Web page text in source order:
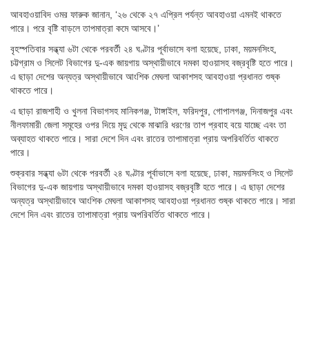
আবহাওয়াবিদ ওমর ফারুক জানান, ‘২৬ থেকে ২৭ এপ্রিল পর্যন্ত আবহাওয়া এমনই থাকতে
পারে। পরে বৃষ্টি বাড়লে তাপমাত্রা কমে আসবে।’
বৃহস্পতিবার সন্ধ্যা ৬টা থেকে পরবর্তী ২৪ ঘণ্টার পূর্বাভাসে বলা হয়েছে, ঢাকা, ময়মনসিংহ,
চট্টগ্রাম ও সিলেট বিভাগের দু-এক জায়গায় অস্থায়ীভাবে দমকা হাওয়াসহ বজ্রবৃষ্টি হতে পারে।
এ ছাড়া দেশের অন্যত্র অস্থায়ীভাবে আংশিক মেঘলা আকাশসহ আবহাওয়া প্রধানত শুষ্ক
থাকতে পারে।
এ ছাড়া রাজশাহী ও খুলনা বিভাগসহ মানিকগঞ্জ, টাঙ্গাইল, ফরিদপুর, গোপালগঞ্জ, দিনাজপুর এবং
নীলফামারী জেলা সমূহের ওপর দিয়ে মৃদু থেকে মাঝারি ধরণের তাপ প্রবাহ বয়ে যাচ্ছে এবং তা
অব্যাহত থাকতে পারে। সারা দেশে দিন এবং রাতের তাপামাত্রা প্রায় অপরিবর্তিত থাকতে
পারে।
শুক্রবার সন্ধ্যা ৬টা থেকে পরবর্তী ২৪ ঘণ্টার পূর্বাভাসে বলা হয়েছে, ঢাকা, ময়মনসিংহ ও সিলেট
বিভাগের দু-এক জায়গায় অস্থায়ীভাবে দমকা হাওয়াসহ বজ্রবৃষ্টি হতে পারে। এ ছাড়া দেশের
অন্যত্র অস্থায়ীভাবে আংশিক মেঘলা আকাশসহ আবহাওয়া প্রধানত শুষ্ক থাকতে পারে। সারা
দেশে দিন এবং রাতের তাপামাত্রা প্রায় অপরিবর্তিত থাকতে পারে।